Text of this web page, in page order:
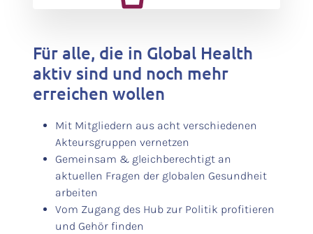
Für alle, die in Global Health
aktiv sind und noch mehr
erreichen wollen
Mit Mitgliedern aus acht verschiedenen
Akteursgruppen vernetzen
Gemeinsam & gleichberechtigt an
aktuellen Fragen der globalen Gesundheit
arbeiten
Vom Zugang des Hub zur Politik profitieren
und Gehör finden